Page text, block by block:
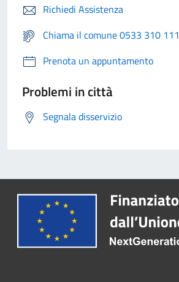
Richiedi Assistenza
Chiama il comune 0533 310 111
Prenota un appuntamento
Problemi in città
Segnala disservizio